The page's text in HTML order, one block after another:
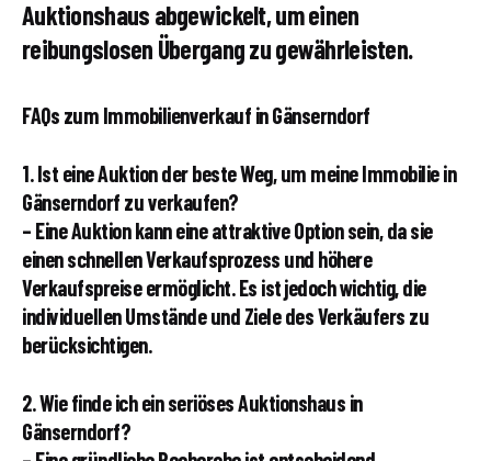
Auktionshaus abgewickelt, um einen
reibungslosen Übergang zu gewährleisten.
FAQs zum Immobilienverkauf in Gänserndorf
1. Ist eine Auktion der beste Weg, um meine Immobilie in
Gänserndorf zu verkaufen?
– Eine Auktion kann eine attraktive Option sein, da sie
einen schnellen Verkaufsprozess und höhere
Verkaufspreise ermöglicht. Es ist jedoch wichtig, die
individuellen Umstände und Ziele des Verkäufers zu
berücksichtigen.
2. Wie finde ich ein seriöses Auktionshaus in
Gänserndorf?